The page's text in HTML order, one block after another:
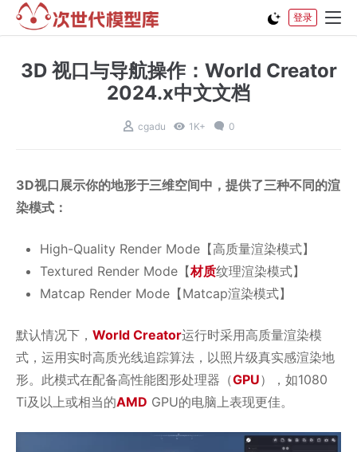
登录
3D 视口与导航操作：World Creator
2024.x中文文档
cgadu 1K+ 0
3D视口展示你的地形于三维空间中，提供了三种不同的渲
染模式：
High-Quality Render Mode【高质量渲染模式】
Textured Render Mode【材质纹理渲染模式】
Matcap Render Mode【Matcap渲染模式】
默认情况下， World Creator运行时采用高质量渲染模
式，运用实时高质光线追踪算法，以照片级真实感渲染地
形。此模式在配备高性能图形处理器（GPU），如1080
Ti及以上或相当的AMD GPU的电脑上表现更佳。